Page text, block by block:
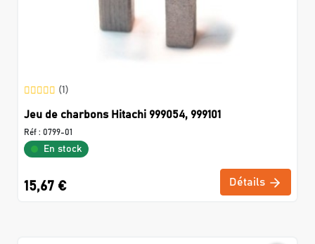
(1)
Jeu de charbons Hitachi 999054, 999101
Réf : 0799-01
En stock
15,67 € Détails